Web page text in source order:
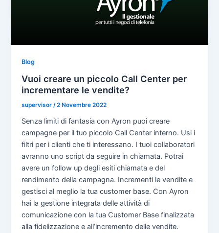
Blog
Vuoi creare un piccolo Call Center per
incrementare le vendite?
supervisor/2 Novembre 2022
Senza limiti di fantasia con Ayron puoi creare
campagne per il tuo piccolo Call Center interno. Usi i
filtri per i clienti che ti interessano. I tuoi collaboratori
avranno uno script da seguire in chiamata. Potrai
avere un follow up degli esiti chiamata e del
rendimento della campagna. Incrementi le vendite e
gestisci al meglio la tua customer base. Con Ayron
hai la gestione integrata delle attività di
comunicazione con la tua Customer Base finalizzata
alla fidelizzazione e all’incremento delle vendite.